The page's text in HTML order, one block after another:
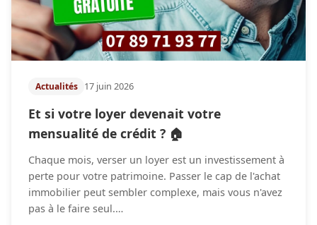
Actualités 17 juin 2026
Et si votre loyer devenait votre
mensualité de crédit ? 🏠
Chaque mois, verser un loyer est un investissement à
perte pour votre patrimoine. Passer le cap de l'achat
immobilier peut sembler complexe, mais vous n'avez
pas à le faire seul.…